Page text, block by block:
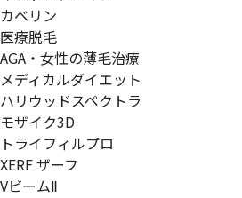
カベリン
医療脱毛
AGA・女性の薄毛治療
メディカルダイエット
ハリウッドスペクトラ
モザイク3D
トライフィルプロ
XERF ザーフ
VビームⅡ